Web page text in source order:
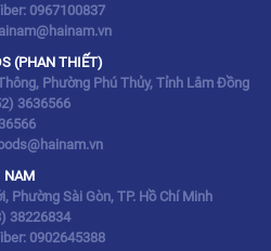
0967100837
(PHAN THIẾT)
Phường Phú Thủy, Tỉnh Lâm Đồng
3636566
NAM
Phường Sài Gòn, TP. Hồ Chí Minh
38226834
0902645388